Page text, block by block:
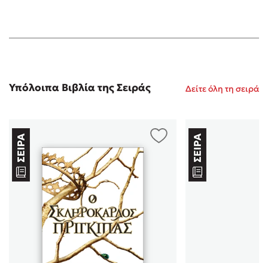
Υπόλοιπα Βιβλία της Σειράς Δείτε όλη τη σειρά